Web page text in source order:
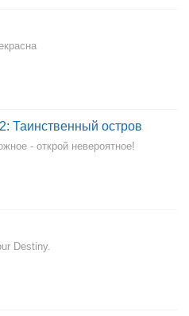
Таинственный остров
- открой невероятное!
Destiny.